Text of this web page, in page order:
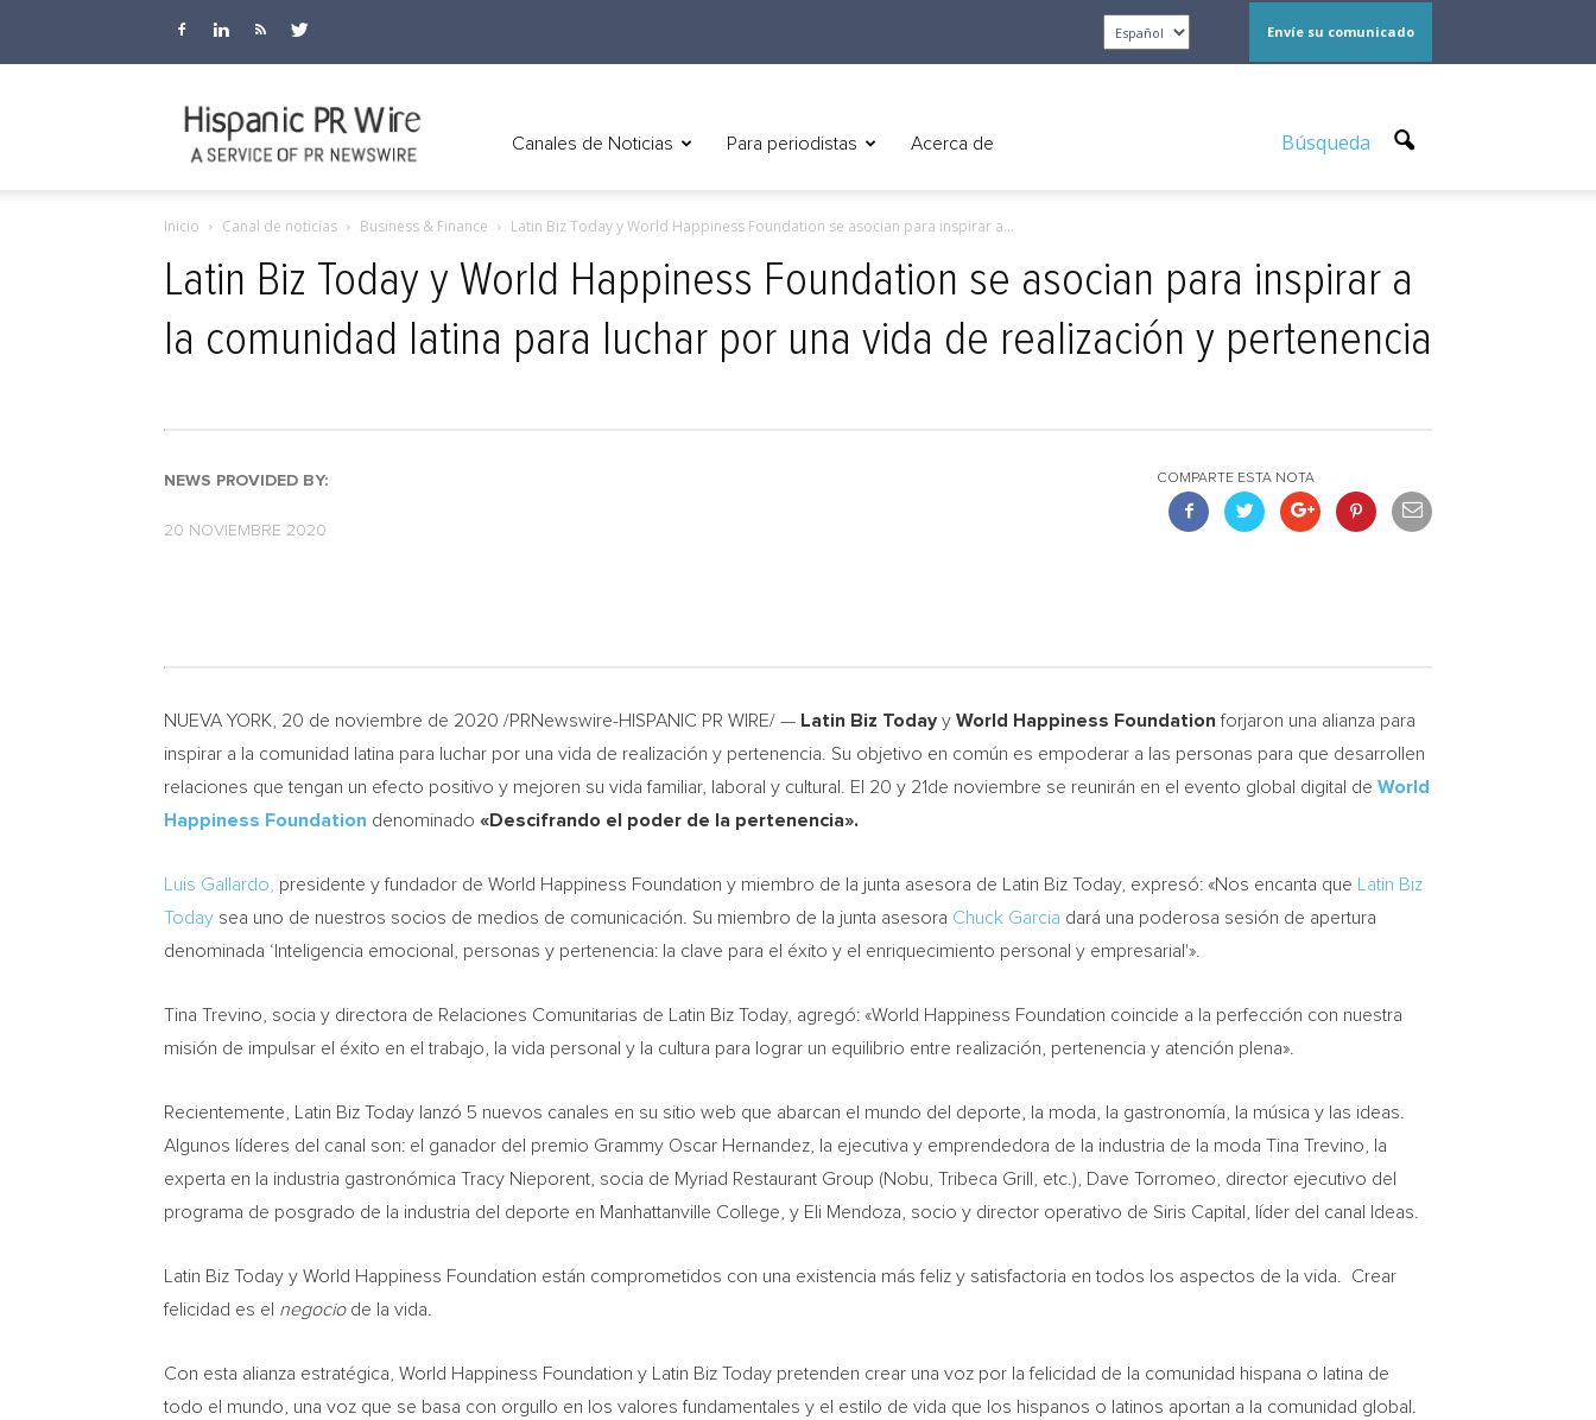
Envíe su comunicado
Canales de Noticias Para periodistas Acerca de Búsqueda
Inicio Canal de noticias Business & Finance Latin Biz Today y World Happiness Foundation se asocian para inspirar a...
Latin Biz Today y World Happiness Foundation se asocian para inspirar a
la comunidad latina para luchar por una vida de realización y pertenencia
NEWS PROVIDED BY:
20 NOVIEMBRE 2020
COMPARTE ESTA NOTA
NUEVA YORK , 20 de noviembre de 2020 /PRNewswire-HISPANIC PR WIRE/ — Latin Biz Today y World Happiness Foundation forjaron una alianza para
inspirar a la comunidad latina para luchar por una vida de realización y pertenencia. Su objetivo en común es empoderar a las personas para que desarrollen
relaciones que tengan un efecto positivo y mejoren su vida familiar, laboral y cultural. El 20 y 21de noviembre se reunirán en el evento global digital de World
Happiness Foundation denominado «Descifrando el poder de la pertenencia».
Luis Gallardo presidente y fundador de World Happiness Foundation y miembro de la junta asesora de Latin Biz Today, expresó: «Nos encanta que
Latin Biz
Today sea uno de nuestros socios de medios de comunicación. Su miembro de la junta asesora Chuck Garcia dará una poderosa sesión de apertura
denominada ‘Inteligencia emocional, personas y pertenencia: la clave para el éxito y el enriquecimiento personal y empresarial'».
Tina Trevino , socia y directora de Relaciones Comunitarias de Latin Biz Today, agregó: «World Happiness Foundation coincide a la perfección con nuestra
misión de impulsar el éxito en el trabajo, la vida personal y la cultura para lograr un equilibrio entre realización, pertenencia y atención plena».
Recientemente, Latin Biz Today lanzó 5 nuevos canales en su sitio web que abarcan el mundo del deporte, la moda, la gastronomía, la música y las ideas.
Algunos líderes del canal son: el ganador del premio Grammy Oscar Hernandez , la ejecutiva y emprendedora de la industria de la moda Tina Trevino , la
experta en la industria gastronómica Tracy Nieporent , socia de Myriad Restaurant Group (Nobu, Tribeca Grill , etc.), Dave Torromeo , director ejecutivo del
programa de posgrado de la industria del deporte en Manhattanville College , y Eli Mendoza , socio y director operativo de Siris Capital, líder del canal Ideas.
Latin Biz Today y World Happiness Foundation están comprometidos con una existencia más feliz y satisfactoria en todos los aspectos de la vida. Crear
felicidad es el negociode la vida.
Con esta alianza estratégica, World Happiness Foundation y Latin Biz Today pretenden crear una voz por la felicidad de la comunidad hispana o latina de
todo el mundo, una voz que se basa con orgullo en los valores fundamentales y el estilo de vida que los hispanos o latinos aportan a la comunidad global.